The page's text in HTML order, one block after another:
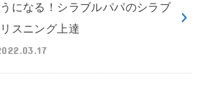
になる！シラブルパパのシラブ
スニング上達